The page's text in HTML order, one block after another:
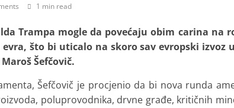
1 min read
Trampa mogle da povećaju obim carina na
što bi uticalo na skoro sav evropski izvoz
Šefčovič.
Šefčovič je procjenio da bi nova runda
poluprovodnika, drvne građe, kritičnih